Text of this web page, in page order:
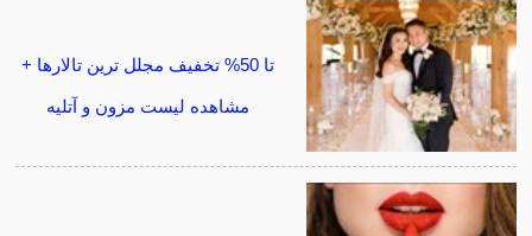
تا 50% تخفیف مجلل ترین تالارها +
مشاهده لیست مزون و آتلیه